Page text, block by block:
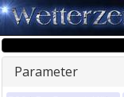
Parameter